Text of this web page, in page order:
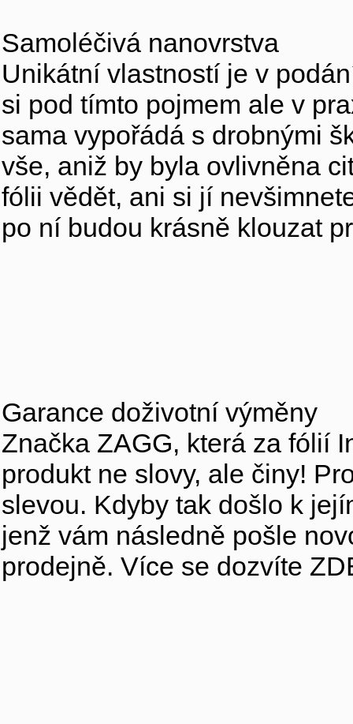
Samoléčivá nanovrstva
Unikátní vlastností je v
si pod tímto pojmem ale v
sama vypořádá s drobnými
vše, aniž by byla ovlivněna
fólii vědět, ani si jí
po ní budou krásně klouzat
Garance doživotní výměny
Značka ZAGG, která za fólií
produkt ne slovy, ale činy!
slevou. Kdyby tak došlo k
jenž vám následně pošle
prodejně. Více se dozvíte